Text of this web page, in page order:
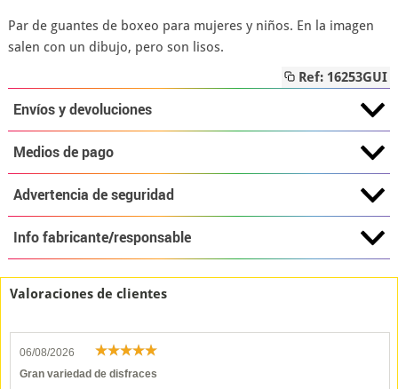
Par de guantes de boxeo para mujeres y niños. En la imagen
salen con un dibujo, pero son lisos.
Ref: 16253GUI
Envíos y devoluciones
Medios de pago
Advertencia de seguridad
Info fabricante/responsable
Valoraciones de clientes
06/08/2026
Gran variedad de disfraces